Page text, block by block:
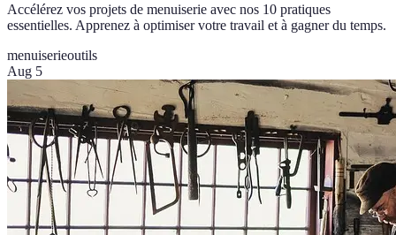
Accélérez vos projets de menuiserie avec nos 10 pratiques
essentielles. Apprenez à optimiser votre travail et à gagner du temps.
menuiserieoutils
Aug 5